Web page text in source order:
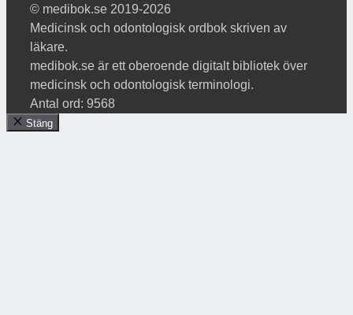
© medibok.se 2019-2026
Medicinsk och odontologisk ordbok skriven av
läkare.
medibok.se är ett oberoende digitalt bibliotek över
medicinsk och odontologisk terminologi.
Antal ord: 9568
Stäng